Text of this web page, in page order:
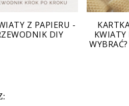
Z PAPIERU -
DIY
KWIATY